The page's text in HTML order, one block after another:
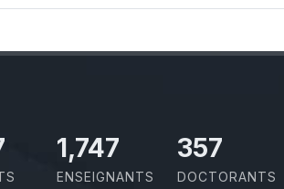
1,917
ENSEIGNANTS
391
DOCTORANTS